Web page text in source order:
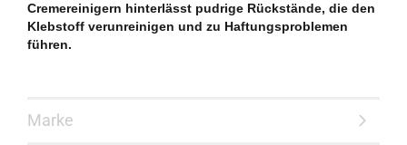
Cremereinigern hinterlässt pudrige Rückstände, die den
Klebstoff verunreinigen und zu Haftungsproblemen
führen.
Marke